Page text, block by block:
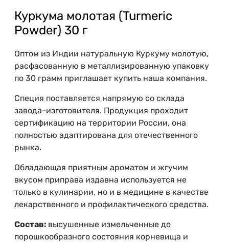
Куркума молотая (Turmeric
Powder) 30 г
Оптом из Индии натуральную Куркуму молотую,
расфасованную в металлизированную упаковку
по 30 грамм приглашает купить наша компания.
Специя поставляется напрямую со склада
завода-изготовителя. Продукция проходит
сертификацию на территории России, она
полностью адаптирована для отечественного
рынка.
Обладающая приятным ароматом и жгучим
вкусом приправа издавна используется не
только в кулинарии, но и в медицине в качестве
лекарственного и профилактического средства.
Состав: высушенные измельченные до
порошкообразного состояния корневища и